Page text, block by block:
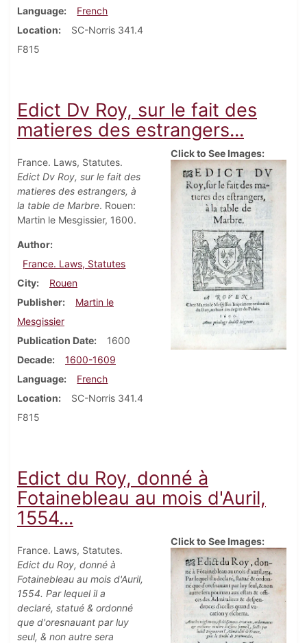
Language
French
Location
SC-Norris 341.4
F815
Edict Dv Roy, sur le fait des
matieres des estrangers...
France. Laws, Statutes.
Edict Dv Roy, sur le fait des
matieres des estrangers, à
la table de Marbre. Rouen:
Martin le Mesgissier, 1600.
Author
France. Laws, Statutes
City
Rouen
Publisher
Martin le
Mesgissier
Publication Date
1600
Decade
1600-1609
Language
French
Location
SC-Norris 341.4
F815
Click to See Images:
Edict du Roy, donné à
Fotainebleau au mois d'Auril,
1554...
France. Laws, Statutes.
Edict du Roy, donné à
Fotainebleau au mois d'Auril,
1554. Par lequel il a
declaré, statué & ordonné
que d'oresnauant par luy
seul, & non autre sera
Click to See Images: